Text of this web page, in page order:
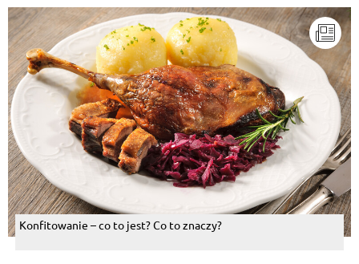
Konfitowanie – co to jest? Co to znaczy?